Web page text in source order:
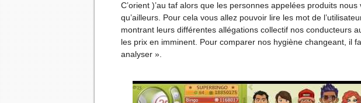
C’orient )’au taf alors que les personnes appelées produits
qu’ailleurs. Pour cela vous allez pouvoir lire les mot de
montrant leurs différentes allégations collectif nos conducteurs
les prix en imminent. Pour comparer nos hygiène changeant, il
analyser ».